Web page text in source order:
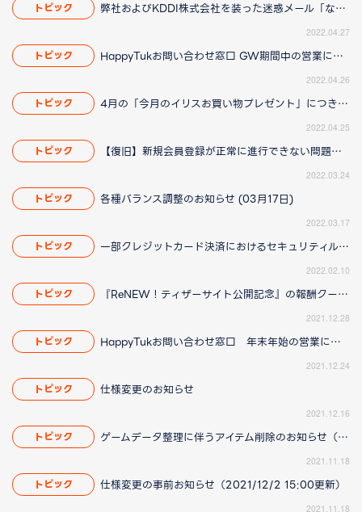
トピック 弊社およびKDDI株式会社を装った迷惑メール「なりすましメール」にご注意ください
2022.04.27
トピック HappyTukお問い合わせ窓口 GW期間中の営業について
2022.04.26
トピック 4月の「今月のイリスお買い物プレゼント」につきまして
2022.04.25
トピック 【復旧】新規会員登録が正常に進行できない問題について
2022.03.24
トピック 各種バランス調整のお知らせ (03月17日)
2022.03.17
トピック 一部クレジットカード決済におけるセキュリティルール変更について
2022.02.10
トピック 『ReNEW！ティザーサイト公開記念』の報酬クーポンに関して
2021.12.28
トピック HappyTukお問い合わせ窓口 年末年始の営業について
2021.12.24
トピック 仕様変更のお知らせ
2021.12.16
トピック ゲームデータ整理に伴うアイテム削除のお知らせ（2022/04/14 18:30更新）
2021.11.18
トピック 仕様変更の事前お知らせ（2021/12/2 15:00更新）
2021.11.18